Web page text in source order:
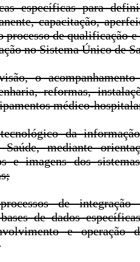
específicas para
capacitação,
processo de qualificação
no Sistema Único de
o
reformas,
médico-
da
mediante
e imagens dos
de integração
de dados
e operação